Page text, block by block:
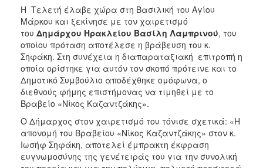
Η Τελετή έλαβε χώρα στη Βασιλική του Αγίου
Μάρκου και ξεκίνησε με τον χαιρετισμό
του Δημάρχου Ηρακλείου Βασίλη Λαμπρινού, του
οποίου πρόταση αποτέλεσε η βράβευση του κ.
Σηφάκη. Στη συνέχεια η διαπαραταξιακή επιτροπή η
οποία ορίστηκε για αυτόν τον σκοπό πρότεινε και το
Δημοτικό Συμβούλιο αποδέχθηκε ομόφωνα, ο
διεθνούς φήμης επιστήμονας να τιμηθεί με το
Βραβείο «Νίκος Καζαντζάκης».
Ο Δήμαρχος στον χαιρετισμό του τόνισε σχετικά: «Η
απονομή του Βραβείου «Νίκος Καζαντζάκης» στον κ.
Ιωσήφ Σηφάκη, αποτελεί έμπρακτη έκφραση
ευγνωμοσύνης της γενέτειράς του για την συνολική